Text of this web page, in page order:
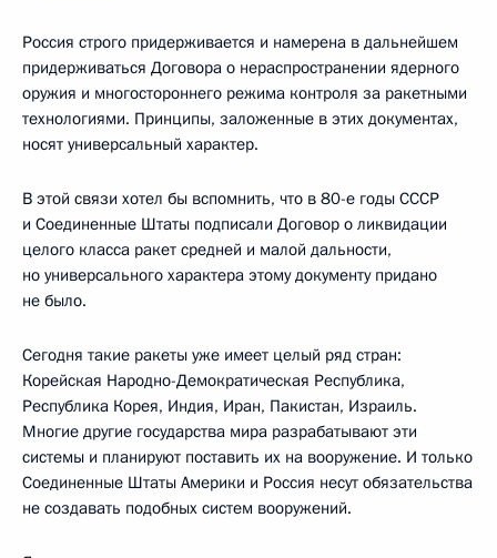
Россия строго придерживается и намерена в дальнейшем
придерживаться Договора о нераспространении ядерного
оружия и многостороннего режима контроля за ракетными
технологиями. Принципы, заложенные в этих документах,
носят универсальный характер.
В этой связи хотел бы вспомнить, что в 80-е годы СССР
и Соединенные Штаты подписали Договор о ликвидации
целого класса ракет средней и малой дальности,
но универсального характера этому документу придано
не было.
Сегодня такие ракеты уже имеет целый ряд стран:
Корейская Народно-Демократическая Республика,
Республика Корея, Индия, Иран, Пакистан, Израиль.
Многие другие государства мира разрабатывают эти
системы и планируют поставить их на вооружение. И только
Соединенные Штаты Америки и Россия несут обязательства
не создавать подобных систем вооружений.